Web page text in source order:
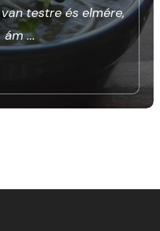
testre és elmére,
ám...